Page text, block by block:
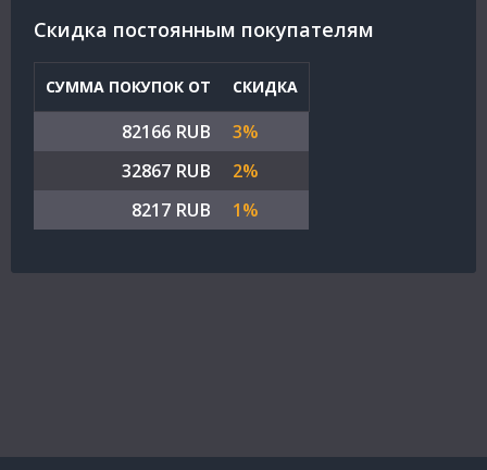
Cкидка постоянным покупателям
СУММА ПОКУПОК ОТ СКИДКА
82166 RUB
3%
32867 RUB
2%
8217 RUB
1%